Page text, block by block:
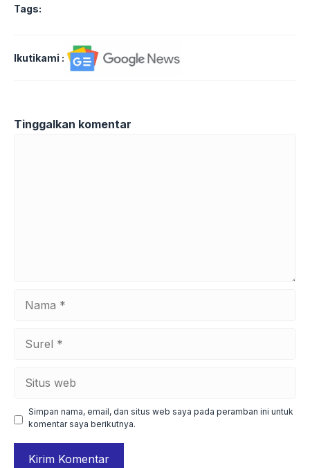
Tags:
Ikutikami :
Tinggalkan komentar
web
Simpan nama, email, dan situs web saya pada peramban ini untuk
komentar saya berikutnya.